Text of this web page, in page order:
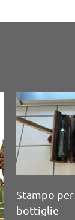
Serie di 8
e